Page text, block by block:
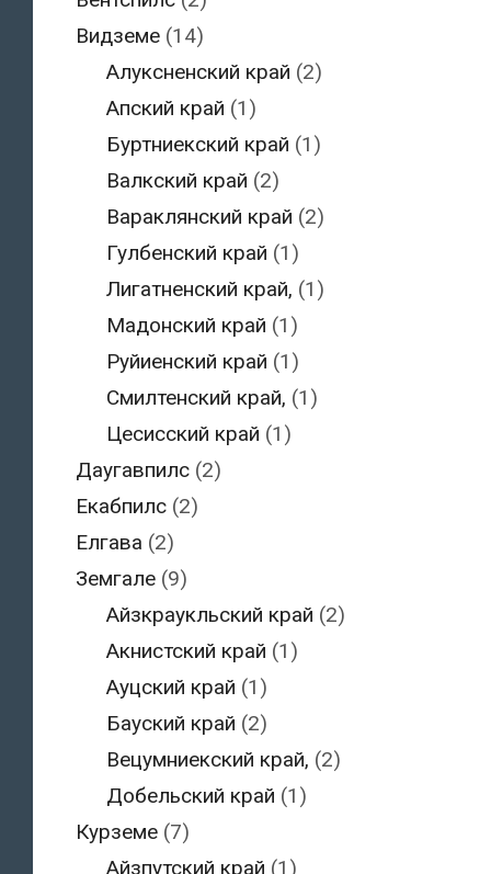
Видземе(14)
Алуксненский край (2)
Апский край (1)
Буртниекский край (1)
Валкский край (2)
Вараклянский край (2)
Гулбенский край (1)
Лигатненский край, (1)
Мадонский край (1)
Руйиенский край (1)
Смилтенский край, (1)
Цесисский край (1)
Даугавпилс(2)
Екабпилс(2)
Елгава (2)
Земгале(9)
Айзкраукльский край (2)
Акнистский край (1)
Ауцский край (1)
Бауский край (2)
Вецумниекский край, (2)
Добельский край (1)
Курземе(7)
Айзпутский край (1)